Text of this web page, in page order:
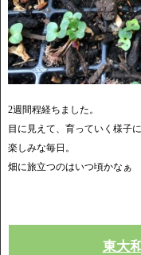
2週間程経ちました。
目に見えて、育っていく様子に
楽しみな毎日。
畑に旅立つのはいつ頃かなぁ
東大